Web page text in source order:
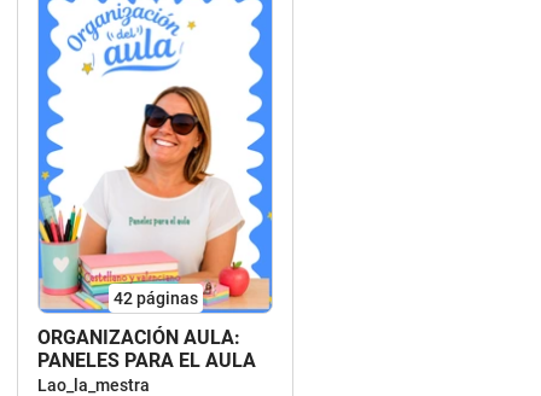
42páginas
ORGANIZACIÓN AULA:
PANELES PARA EL AULA
Lao_la_mestra